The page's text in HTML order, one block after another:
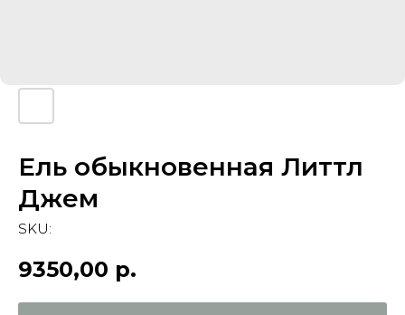
Ель обыкновенная Литтл
Джем
SKU:
9350,00 р.